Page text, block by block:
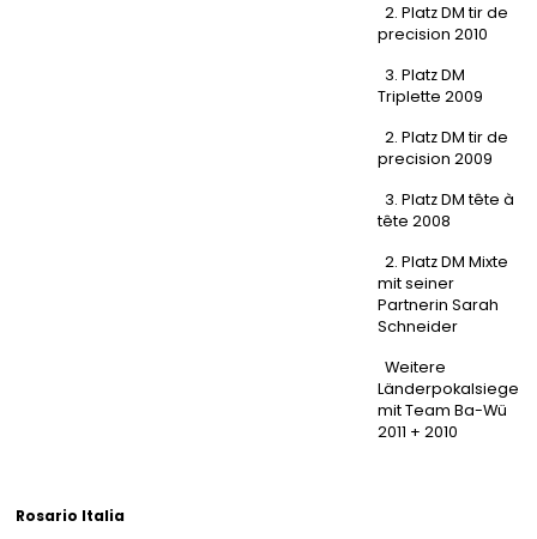
2. Platz DM tir de
precision 2010
3. Platz DM
Triplette 2009
2. Platz DM tir de
precision 2009
3. Platz DM tête à
tête 2008
2. Platz DM Mixte
mit seiner
Partnerin Sarah
Schneider
Weitere
Länderpokalsiege
mit Team Ba-Wü
2011 + 2010
Rosario Italia